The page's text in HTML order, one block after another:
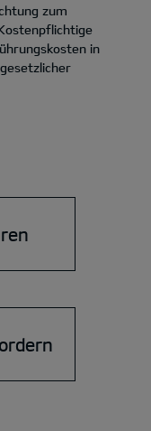
zum
in